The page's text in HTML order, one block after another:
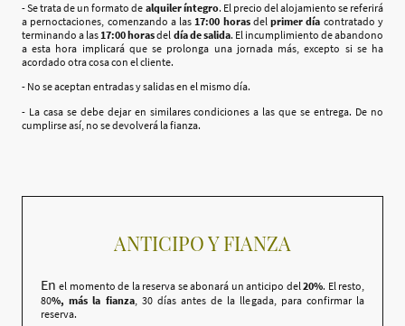
- Se trata de un formato de alquiler íntegro. El precio del alojamiento se referirá
a pernoctaciones, comenzando a las17:00 horasdelprimer día contratado y
terminando a las17:00 horasdel día de salida. El incumplimiento de abandono
a esta hora implicará que se prolonga una jornada más, excepto si se ha
acordado otra cosa con el cliente.
- No se aceptan entradas y salidas en el mismo día.
- La casa se debe dejar en similares condiciones a las que se entrega. De no
cumplirse así, no se devolverá la fianza.
ANTICIPO Y FIANZA
Enel momento de la reserva se abonará un anticipo del20%. El resto,
80%, más la fianza, 30 días antes de la llegada, para confirmar la
reserva.